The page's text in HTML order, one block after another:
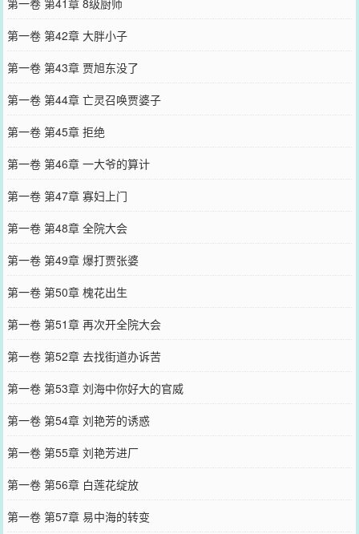
第一卷 第42章 大胖小子
第一卷 第43章 贾旭东没了
第一卷 第44章 亡灵召唤贾婆子
第一卷 第45章 拒绝
第一卷 第46章 一大爷的算计
第一卷 第47章 寡妇上门
第一卷 第48章 全院大会
第一卷 第49章 爆打贾张婆
第一卷 第50章 槐花出生
第一卷 第51章 再次开全院大会
第一卷 第52章 去找街道办诉苦
第一卷 第53章 刘海中你好大的官威
第一卷 第54章 刘艳芳的诱惑
第一卷 第55章 刘艳芳进厂
第一卷 第56章 白莲花绽放
第一卷 第57章 易中海的转变